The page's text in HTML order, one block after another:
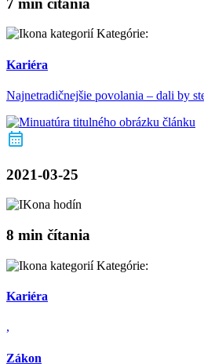
Kategórie:
Kariéra
Najnetradičnejšie povolania – dali by
2021-03-25
8 min čítania
Kategórie:
Kariéra
,
Zákon